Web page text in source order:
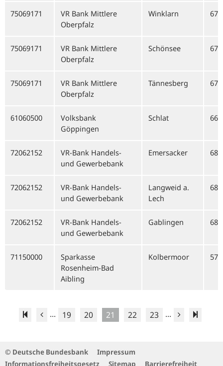
75069171
VR Bank Mittlere
Oberpfalz
Winklarn
75069171
VR Bank Mittlere
Oberpfalz
Schönsee
75069171
VR Bank Mittlere
Oberpfalz
Tännesberg
61060500
Volksbank
Göppingen
Schlat
72062152
VR-Bank Handels-
und Gewerbebank
Emersacker
72062152
VR-Bank Handels-
und Gewerbebank
Langweid a.
Lech
72062152
VR-Bank Handels-
und Gewerbebank
Gablingen
71150000
Sparkasse
Rosenheim-Bad
Aibling
Kolbermoor
... 19 20 21 22 23 ...
© Deutsche Bundesbank
Impressum
Informationsfreiheitsgesetz
Sitemap Barrierefreiheit